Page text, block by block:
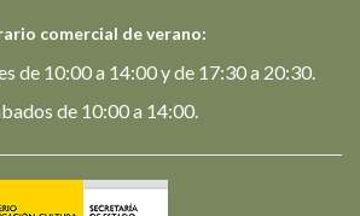
comercial de verano:
de 10:00 a 14:00 y de 17:30 a 20:30.
de 10:00 a 14:00.